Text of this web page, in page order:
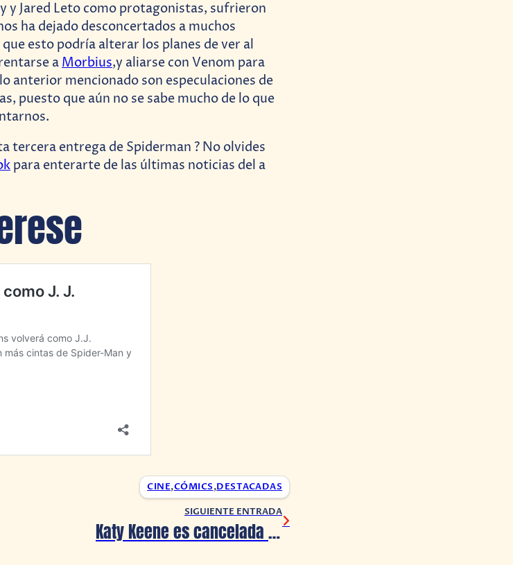
y Jared Leto como protagonistas, sufrieron
ha dejado desconcertados a muchos
esto podría alterar los planes de ver al
aMorbius,y aliarse con Venom para
anterior mencionado son especulaciones de
puesto que aún no se sabe mucho de lo que
tercera entrega de Spiderman ? No olvides
para enterarte de las últimas noticias del a
CINE,CÓMICS,DESTACADAS
SIGUIENTE ENTRADA
Katy Keene es cancelada tras una temporada